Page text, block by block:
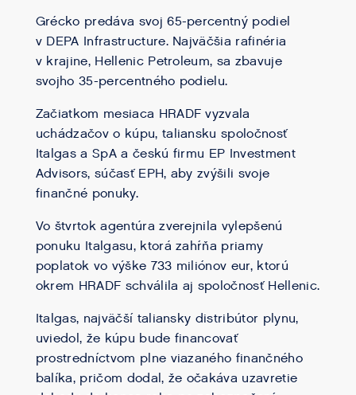
Grécko predáva svoj 65-percentný podiel
v DEPA Infrastructure. Najväčšia rafinéria
v krajine, Hellenic Petroleum, sa zbavuje
svojho 35-percentného podielu.
Začiatkom mesiaca HRADF vyzvala
uchádzačov o kúpu, taliansku spoločnosť
Italgas a SpA a českú firmu EP Investment
Advisors, súčasť EPH, aby zvýšili svoje
finančné ponuky.
Vo štvrtok agentúra zverejnila vylepšenú
ponuku Italgasu, ktorá zahŕňa priamy
poplatok vo výške 733 miliónov eur, ktorú
okrem HRADF schválila aj spoločnosť Hellenic.
Italgas, najväčší taliansky distribútor plynu,
uviedol, že kúpu bude financovať
prostredníctvom plne viazaného finančného
balíka, pričom dodal, že očakáva uzavretie